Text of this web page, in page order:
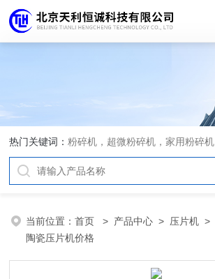
热门关键词：粉碎机，超微粉碎机，家用粉碎机
当前位置：首页 > 产品中心 > 压片机 >
陶瓷压片机价格